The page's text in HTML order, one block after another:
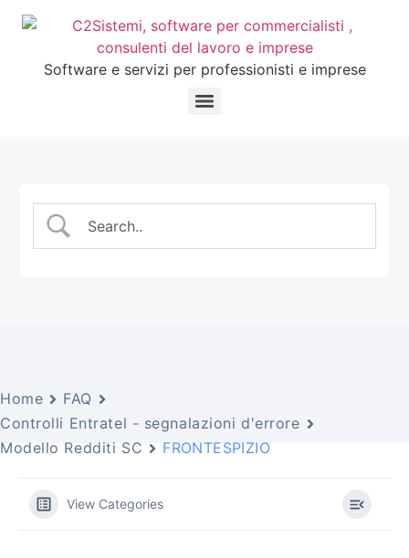
Software e servizi per professionisti e imprese
Home
FAQ
Controlli Entratel - segnalazioni d'errore
Modello Redditi SC
FRONTESPIZIO
View Categories